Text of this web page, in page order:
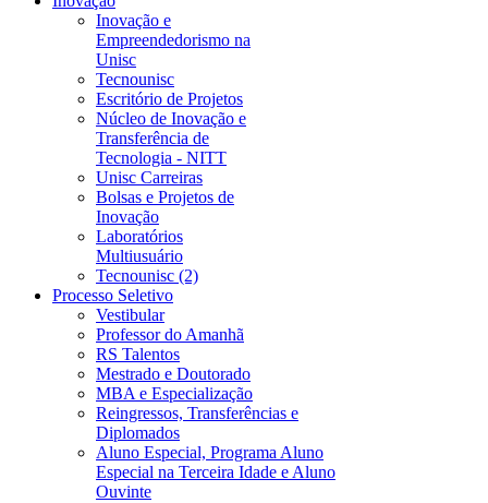
Inovação e
Empreendedorismo na
Unisc
Tecnounisc
Escritório de Projetos
Núcleo de Inovação e
Transferência de
Tecnologia - NITT
Unisc Carreiras
Bolsas e Projetos de
Inovação
Laboratórios
Multiusuário
Tecnounisc (2)
Processo Seletivo
Vestibular
Professor do Amanhã
RS Talentos
Mestrado e Doutorado
MBA e Especialização
Reingressos, Transferências e
Diplomados
Aluno Especial, Programa Aluno
Especial na Terceira Idade e Aluno
Ouvinte